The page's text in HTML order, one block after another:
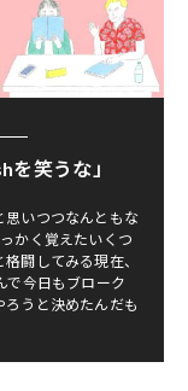
笑うな」
思いつつなんともな
かく覚えたいくつ
闘してみる現在、
で今日もブローク
うと決めたんだも